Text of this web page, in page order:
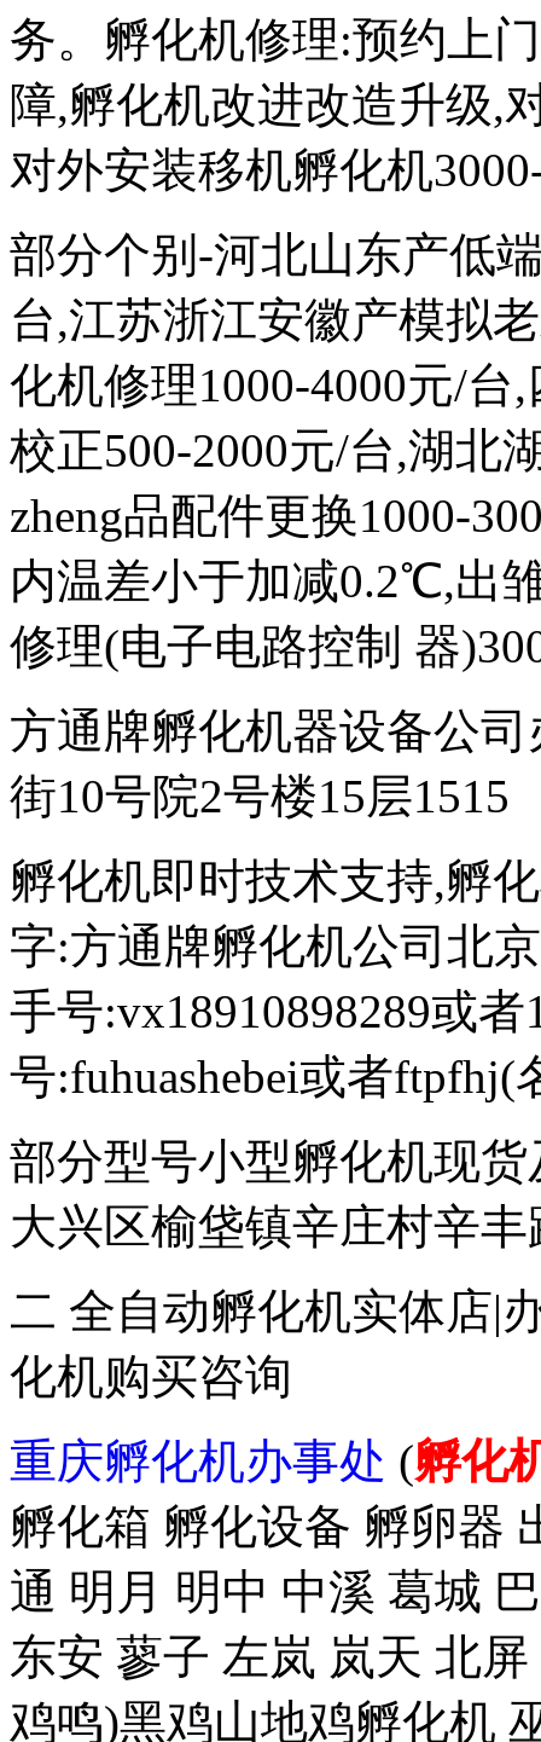
务。孵化机修理:预约上
障,孵化机改进改造升级,
对外安装移机孵化机
部分个别-河北山东产低
台,江苏浙江安徽产模拟
化机修理1000-4000元/
校正500-2000元/台,湖北
zheng品配件更换1000-
内温差小于加减0.2℃,出
修理(电子电路控制 器
方通牌孵化机器设备公
街10号院2号楼15层1515
孵化机即时技术支持,孵
字:方通牌孵化机公司北
手号:vx18910898289或
号:fuhuashebei或者
部分型号小型孵化机现
大兴区榆垡镇辛庄村辛丰
二 全自动孵化机实体店|
化机购买咨询
重庆孵化机办事处 (孵化
孵化箱 孵化设备 孵卵器
通 明月 明中 中溪 葛城
东安 蓼子 左岚 岚天 北
鸡鸣)黑鸡山地鸡孵化机